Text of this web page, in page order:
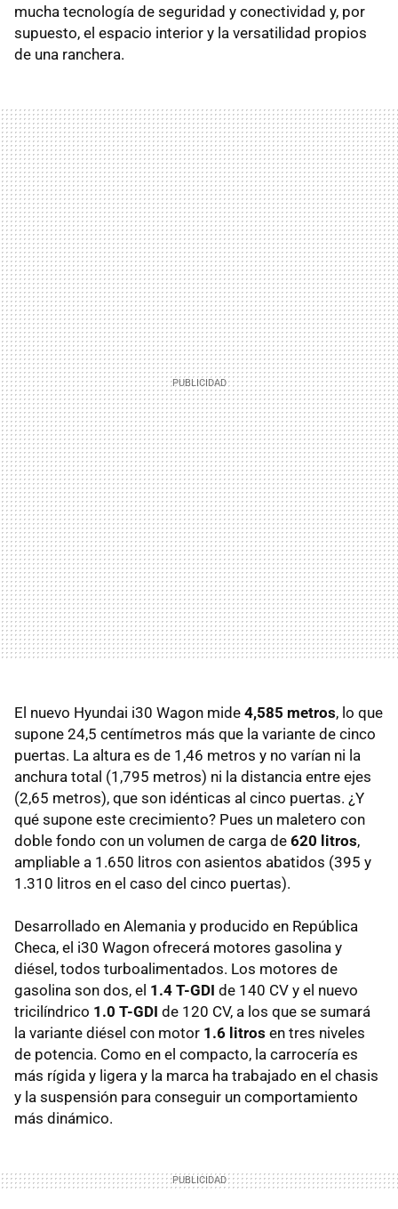
mucha tecnología de seguridad y conectividad y, por
supuesto, el espacio interior y la versatilidad propios
de una ranchera.
El nuevo Hyundai i30 Wagon mide 4,585 metros, lo que
supone 24,5 centímetros más que la variante de cinco
puertas. La altura es de 1,46 metros y no varían ni la
anchura total (1,795 metros) ni la distancia entre ejes
(2,65 metros), que son idénticas al cinco puertas. ¿Y
qué supone este crecimiento? Pues un maletero con
doble fondo con un volumen de carga de 620 litros,
ampliable a 1.650 litros con asientos abatidos (395 y
1.310 litros en el caso del cinco puertas).
Desarrollado en Alemania y producido en República
Checa, el i30 Wagon ofrecerá motores gasolina y
diésel, todos turboalimentados. Los motores de
gasolina son dos, el 1.4 T-GDI de 140 CV y el nuevo
tricilíndrico 1.0 T-GDI de 120 CV, a los que se sumará
la variante diésel con motor 1.6 litros en tres niveles
de potencia. Como en el compacto, la carrocería es
más rígida y ligera y la marca ha trabajado en el chasis
y la suspensión para conseguir un comportamiento
más dinámico.